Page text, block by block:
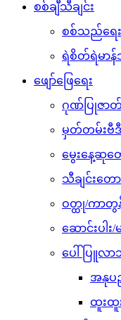
စစ်ချီသီချင်း
စစ်သည်ရေး/
ရဲစိတ်ရဲမာန်သီ
ဖျော်ဖြေရေး
ဂုဏ်ပြုဇာတ်
မှတ်တမ်းဗီဒီ
မွေးနေ့ဆုတေ
သီချင်းတော
ဝတ္ထု/ကာတွန်
ဆောင်းပါး/မ
ပေါ်ပြူလာ
အနုပ
ထူးထူး